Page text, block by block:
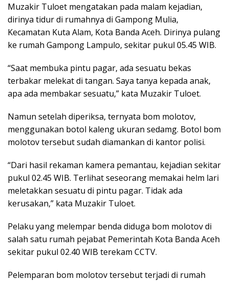
Muzakir Tuloet mengatakan pada malam kejadian,
dirinya tidur di rumahnya di Gampong Mulia,
Kecamatan Kuta Alam, Kota Banda Aceh. Dirinya pulang
ke rumah Gampong Lampulo, sekitar pukul 05.45 WIB.
“Saat membuka pintu pagar, ada sesuatu bekas
terbakar melekat di tangan. Saya tanya kepada anak,
apa ada membakar sesuatu,” kata Muzakir Tuloet.
Namun setelah diperiksa, ternyata bom molotov,
menggunakan botol kaleng ukuran sedamg. Botol bom
molotov tersebut sudah diamankan di kantor polisi.
“Dari hasil rekaman kamera pemantau, kejadian sekitar
pukul 02.45 WIB. Terlihat seseorang memakai helm lari
meletakkan sesuatu di pintu pagar. Tidak ada
kerusakan,” kata Muzakir Tuloet.
Pelaku yang melempar benda diduga bom molotov di
salah satu rumah pejabat Pemerintah Kota Banda Aceh
sekitar pukul 02.40 WIB terekam CCTV.
Pelemparan bom molotov tersebut terjadi di rumah